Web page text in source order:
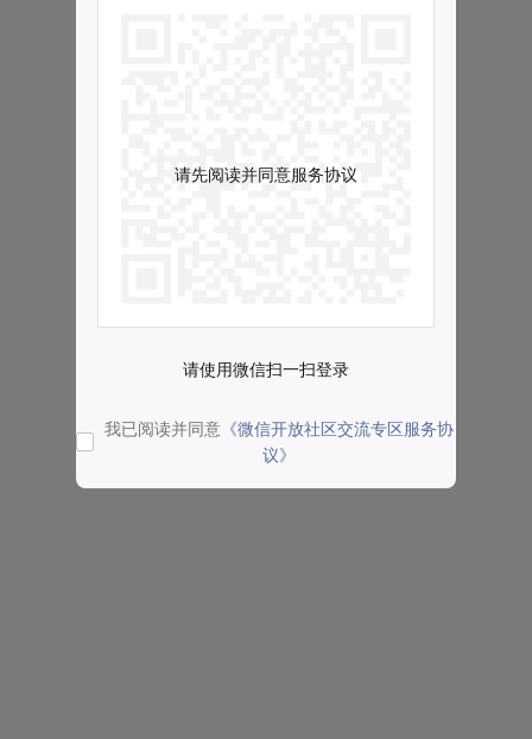
请先阅读并同意服务协议
请使用微信扫一扫登录
我已阅读并同意 《微信开放社区交流专区服务协
议》